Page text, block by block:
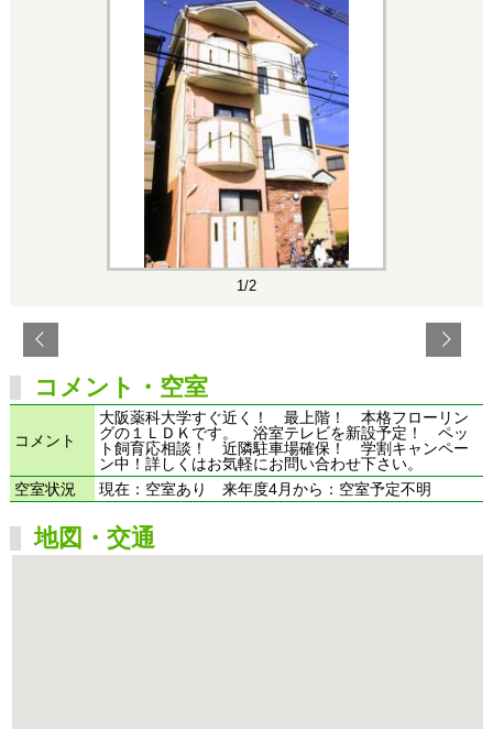
1/2
コメント・空室
コメント
大阪薬科大学すぐ近く！ 最上階！ 本格フローリン
グの１ＬＤＫです。 浴室テレビを新設予定！ ペッ
ト飼育応相談！ 近隣駐車場確保！ 学割キャンペー
ン中！詳しくはお気軽にお問い合わせ下さい。
空室状況
現在：空室あり 来年度4月から：空室予定不明
地図・交通